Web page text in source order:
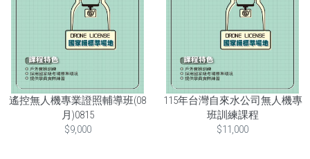
遙控無人機專業證照輔導班(08
月)0815
$9,000
115年台灣自來水公司無人機專
班訓練課程
$11,000